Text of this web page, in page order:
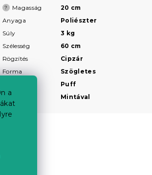
a
? Magasság
20 cm
Anyaga
Poliészter
Súly
3 kg
Szélesség
60 cm
Rögzítés
Cipzár
Forma
Szögletes
Puff
Minta
Mintával